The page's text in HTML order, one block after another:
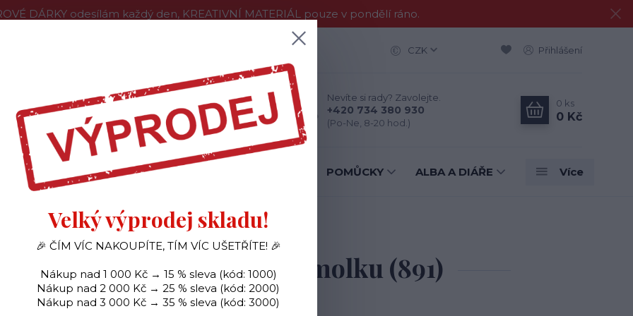
DÁRKY odesílám každý den, KREATIVNÍ MATERIÁL pouze v pondělí ráno.
o nákupu CZK Přihlášení
Hledat
Nevíte si rady? Zavolejte.
+420 734 380 930
(Po-Ne, 8-20 hod.)
0 ks
0 Kč
OZDOBY RAZÍTKA POMŮCKY ALBA A DIÁŘE Více
PŘÁNÍČKA PŘÁNÍ K NAROZENINÁM - pro knihomolku (891)
- pro knihomolku (891)
Velký výprodej skladu!
🎉 ČÍM VÍC NAKOUPÍTE, TÍM VÍC UŠETŘÍTE! 🎉
Nákup nad 1 000 Kč → 15 % sleva (kód: 1000)
Nákup nad 2 000 Kč → 25 % sleva (kód: 2000)
Nákup nad 3 000 Kč → 35 % sleva (kód: 3000)